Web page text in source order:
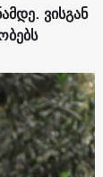
ვისგან